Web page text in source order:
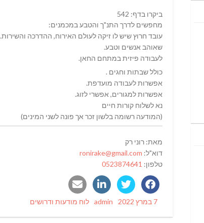
ביקרו בדף: 542
מחפשים לדרך התנ"ך והטבע במכמנים:
עובד חרוץ שיש לו זיקה לעולם האירוח, ההדרכה והשירות.
שאוהב אנשים וטבע.
לעבודה פיזית במתחם החאן.
כולל שבתות וחגים .
אפשרות לעבודה מועדפת.
אפשרות למגורים, אפשרי לזוג.
נא לשלוח קורות חיים
(המודעה רשומה בלשון זכר אך פונה לשני המינים)
מאת: רוני רק
דוא"ל: ronirake@gmail.com
טלפון: 0523874641
Posted
7 במרץ 2022 Author
admin
Categories
לוח מודעות ודרושים